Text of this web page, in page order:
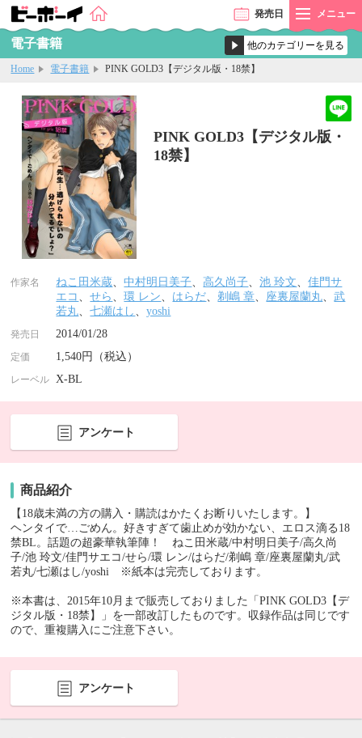
発売日 メニュー
電子書籍
Home 電子書籍 PINK GOLD3【デジタル版・18禁】
PINK GOLD3【デジタル版・
18禁】
作家名 ねこ田米蔵、中村明日美子、 高久尚子、池 玲文、佳門サ
エコ 、せら 、環 レン、 はらだ、剃嶋 章、 座裏屋蘭丸、武
若丸、七瀬はし 、yoshi
発売日 2014/01/28
定価 1,540円（税込）
レーベル X-BL
アンケート
商品紹介
【18歳未満の方の購入・購読はかたくお断りいたします。】
ヘンタイで…ごめん。好きすぎて歯止めが効かない、エロス滴る18
禁BL。話題の超豪華執筆陣！ ねこ田米蔵/中村明日美子/高久尚
子/池 玲文/佳門サエコ/せら/環 レン/はらだ/剃嶋 章/座裏屋蘭丸/武
若丸/七瀬はし/yoshi ※紙本は完売しております。
※本書は、2015年10月まで販売しておりました「PINK GOLD3【デ
ジタル版・18禁】」を一部改訂したものです。収録作品は同じです
ので、重複購入にご注意下さい。
アンケート